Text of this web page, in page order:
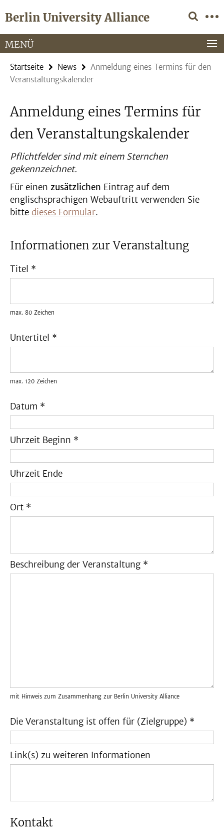
direkt
Inhalt
Berlin University Alliance
Service-
Navigation
MENÜ
Startseite News
Anmeldung eines Termins für den
Veranstaltungskalender
Anmeldung eines Termins für
den Veranstaltungskalender
Pflichtfelder sind mit einem Sternchen
gekennzeichnet.
Für einen zusätzlichen Eintrag auf dem
englischsprachigen Webauftritt verwenden Sie
bitte dieses Formular.
Informationen zur Veranstaltung
Titel *
max. 80 Zeichen
Untertitel *
max. 120 Zeichen
Datum *
Uhrzeit Beginn *
Uhrzeit Ende
Ort *
Beschreibung der Veranstaltung *
mit Hinweis zum Zusammenhang zur Berlin University Alliance
Die Veranstaltung ist offen für (Zielgruppe) *
Link(s) zu weiteren Informationen
Kontakt